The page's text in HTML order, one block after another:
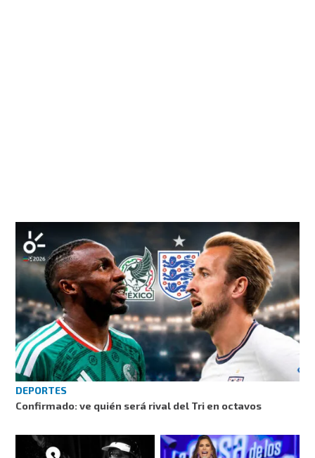
DEPORTES
Confirmado: ve quién será rival del Tri en octavos